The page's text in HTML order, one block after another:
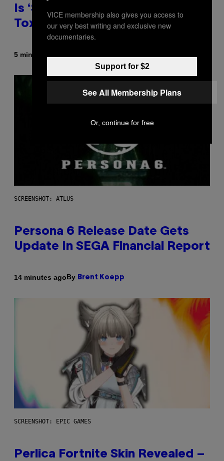
Is ‘Soft Blocking’ a Healthy or
Toxic Breakup Trend?
5 minutes ago
SCREENSHOT: ATLUS
Persona 6 Release Date Gets
Update In SEGA Financial Report
14 minutes agoBy Brent Koepp
SCREENSHOT: EPIC GAMES
Perlica Fortnite Skin Revealed –
VICE membership also gives you access to
our very best writing and exclusive new
documentaries.
Support for $2
See All Membership Plans
Or, continue for free